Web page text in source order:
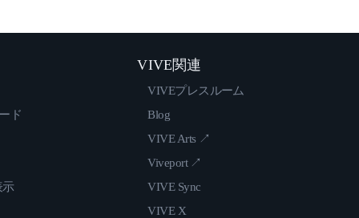
ド
示
VIVE関連
VIVEプレスルーム
Blog
VIVE Arts ↗
Viveport ↗
VIVE Sync
VIVE X